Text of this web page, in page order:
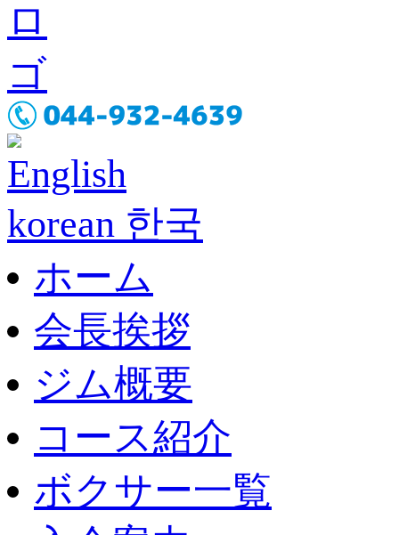
English
korean 한국
ホーム
会長挨拶
ジム概要
コース紹介
ボクサー一覧